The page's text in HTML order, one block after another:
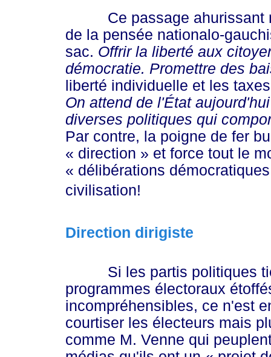
Ce passage ahurissant
de la pensée nationalo-
sac. Offrir la liberté aux
démocratie. Promettre des
liberté individuelle et les
On attend de l'État
diverses politiques qui
Par contre, la poigne de fer
« direction » et force tout le
« dél ibérations démocratiqu
civilisation!
Direction dirigiste
Si les partis politiques
programmes électoraux
incompréhensibles, ce n'est
courtiser les électeurs mais
comme M. Venne qui